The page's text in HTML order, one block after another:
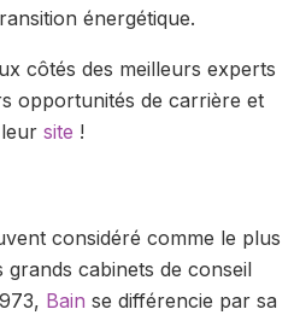
énergétique.
côtés des meilleurs experts
opportunités de carrière et
site !
considéré comme le plus
cabinets de conseil
Bain se différencie par sa